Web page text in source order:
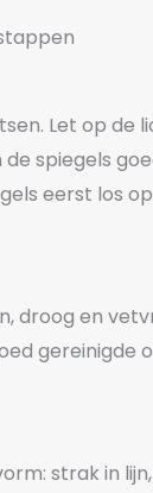
Let op de
spiegels
eerst los
droog en
gereinigde
strak in